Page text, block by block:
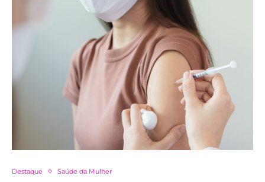
Destaque Saúde da Mulher